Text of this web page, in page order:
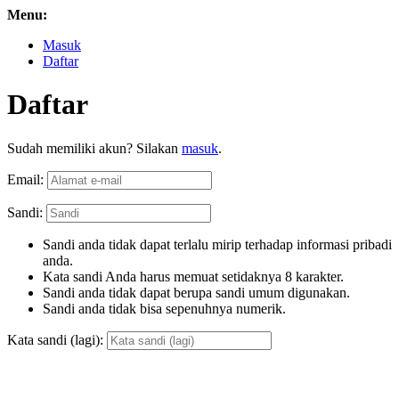
Menu:
Masuk
Daftar
Daftar
Sudah memiliki akun? Silakan masuk.
Email:
Sandi:
Sandi anda tidak dapat terlalu mirip terhadap informasi pribadi
anda.
Kata sandi Anda harus memuat setidaknya 8 karakter.
Sandi anda tidak dapat berupa sandi umum digunakan.
Sandi anda tidak bisa sepenuhnya numerik.
Kata sandi (lagi):